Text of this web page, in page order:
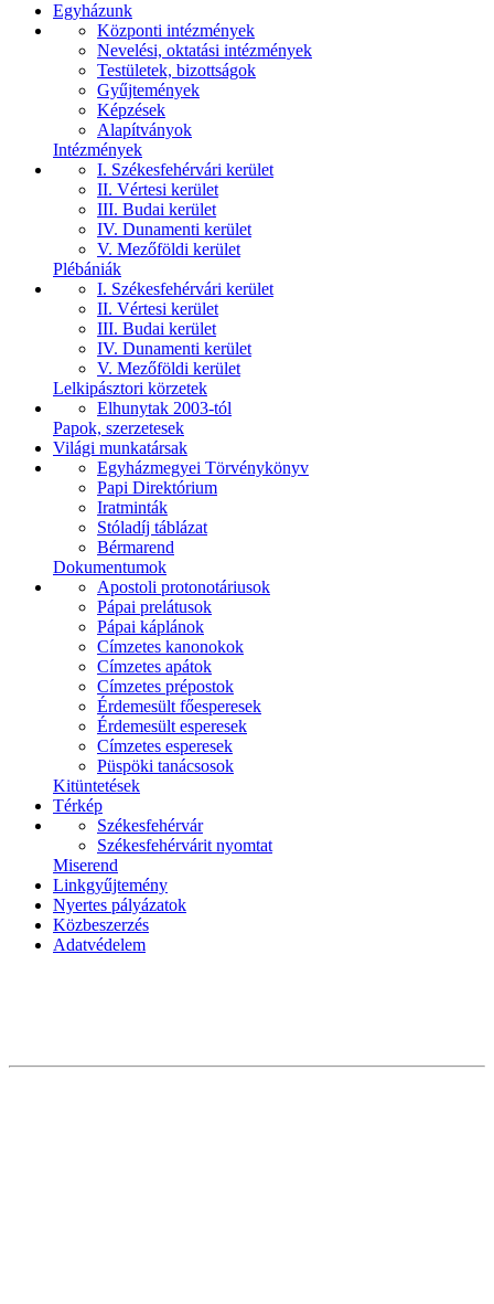
Egyházunk
Központi intézmények
Nevelési, oktatási intézmények
Testületek, bizottságok
Gyűjtemények
Képzések
Alapítványok
Intézmények
I. Székesfehérvári kerület
II. Vértesi kerület
III. Budai kerület
IV. Dunamenti kerület
V. Mezőföldi kerület
Plébániák
I. Székesfehérvári kerület
II. Vértesi kerület
III. Budai kerület
IV. Dunamenti kerület
V. Mezőföldi kerület
Lelkipásztori körzetek
Elhunytak 2003-tól
Papok, szerzetesek
Világi munkatársak
Egyházmegyei Törvénykönyv
Papi Direktórium
Iratminták
Stóladíj táblázat
Bérmarend
Dokumentumok
Apostoli protonotáriusok
Pápai prelátusok
Pápai káplánok
Címzetes kanonokok
Címzetes apátok
Címzetes prépostok
Érdemesült főesperesek
Érdemesült esperesek
Címzetes esperesek
Püspöki tanácsosok
Kitüntetések
Térkép
Székesfehérvár
Székesfehérvárit nyomtat
Miserend
Linkgyűjtemény
Nyertes pályázatok
Közbeszerzés
Adatvédelem